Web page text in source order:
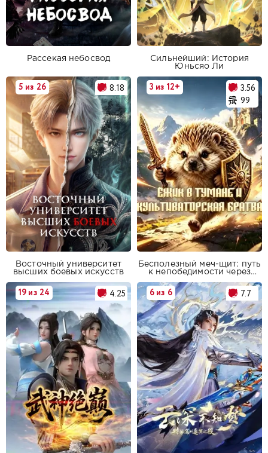
Рассекая небосвод
Сильнейший: История
Юньсяо Ли
Восточный университет
высших боевых искусств
5 из 26 8.18
Бесполезный меч-щит: путь
к непобедимости через
3 из 12+
3.56
99
19 из 24 4.25 6 из 6 7.7